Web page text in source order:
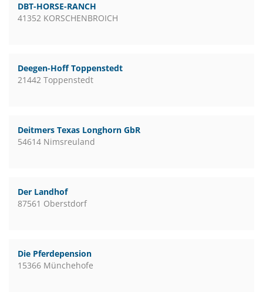
DBT-HORSE-RANCH
41352 KORSCHENBROICH
Deegen-Hoff Toppenstedt
21442 Toppenstedt
Deitmers Texas Longhorn GbR
54614 Nimsreuland
Der Landhof
87561 Oberstdorf
Die Pferdepension
15366 Münchehofe